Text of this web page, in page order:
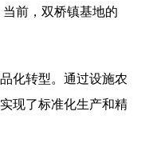
产业
北 山西
前，双桥镇基地的
化转型。通过设施农
现了标准化生产和精